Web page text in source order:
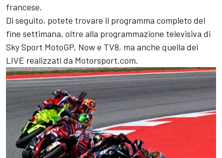
francese.
Di seguito, potete trovare il programma completo del
fine settimana, oltre alla programmazione televisiva di
Sky Sport MotoGP, Now e TV8, ma anche quella dei
LIVE realizzati da Motorsport.com.